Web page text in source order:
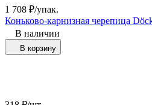
1 708 ₽/упак.
Коньково-карнизная черепица
В наличии
В корзину